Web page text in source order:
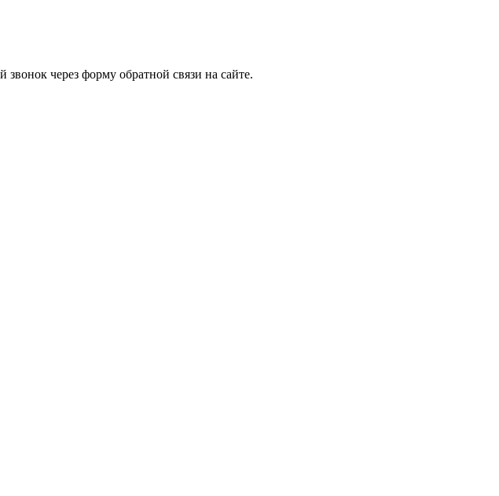
звонок через форму обратной связи на сайте.